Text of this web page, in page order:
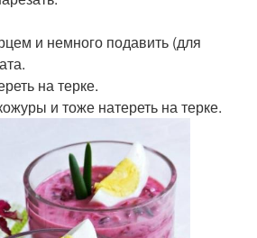
и немного подавить (для
на терке.
и тоже натереть на терке.